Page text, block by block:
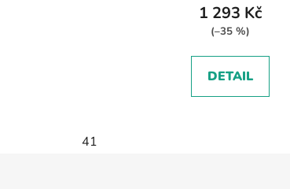
1 293 Kč
(–35 %)
DETAIL
41